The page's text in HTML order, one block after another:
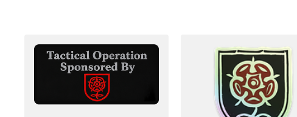
Amostras